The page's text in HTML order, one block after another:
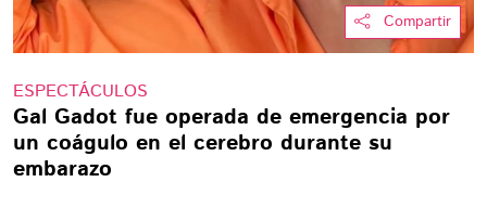
Compartir
ESPECTÁCULOS
Gal Gadot fue operada de emergencia por
un coágulo en el cerebro durante su
embarazo